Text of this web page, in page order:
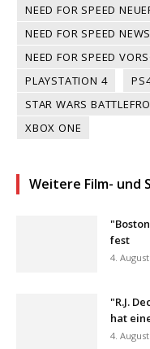
NEED FOR SPEED
NEED FOR SPEED NEWS
NEED FOR SPEED
PLAYSTATION 4
STAR WARS
XBOX ONE
Weitere Film- und
fest
4.
"R.J.
hat
4.